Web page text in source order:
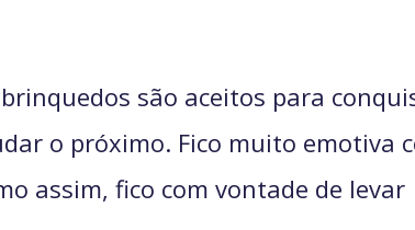
são aceitos para
o próximo. Fico muito emotiva
assim, fico com vontade de levar